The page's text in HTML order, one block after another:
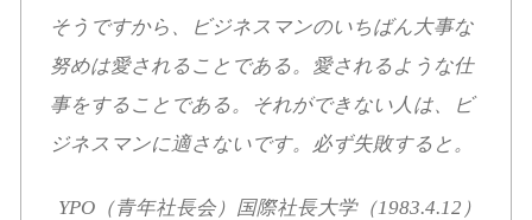
そうですから、ビジネスマンのいちばん大事な
努めは愛されることである。愛されるような仕
事をすることである。それができない人は、ビ
ジネスマンに適さないです。必ず失敗すると。
YPO（青年社長会）国際社長大学（1983.4.12）